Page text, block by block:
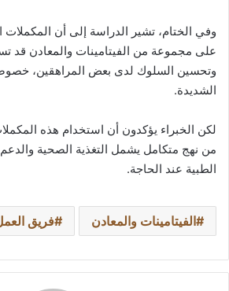
وفي الختام، تشير الدراسة إلى أن المكملات
على مجموعة من الفيتامينات والمعادن قد
وتحسين السلوك لدى بعض المراهقين،
الشديدة.
لكن الخبراء يؤكدون أن استخدام هذه
من نهج متكامل يشمل التغذية الصحية والدعم
الطبية عند الحاجة.
الفيتامينات والمعادن فريق